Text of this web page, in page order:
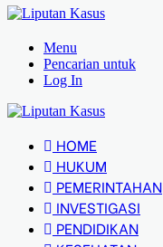
Menu
Pencarian untuk
Log In
HOME
HUKUM
PEMERINTAHAN
INVESTIGASI
PENDIDIKAN